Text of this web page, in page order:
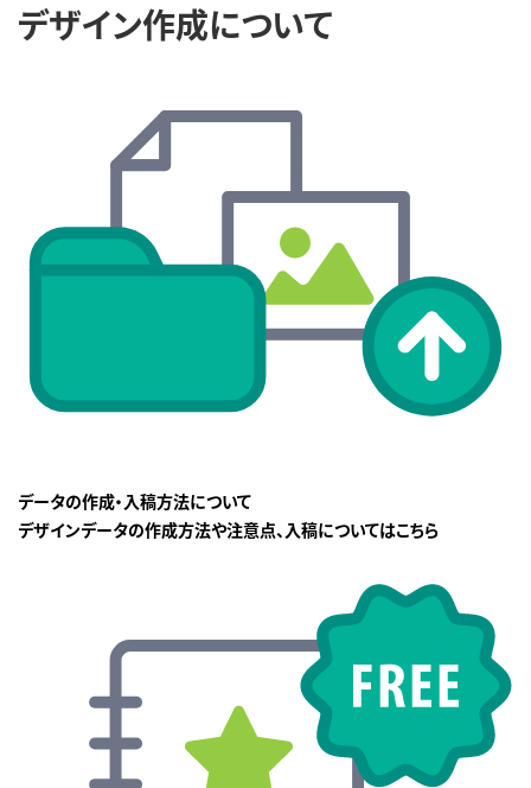
デザイン作成について
データの作成・入稿方法について
デザインデータの作成方法や注意点、入稿についてはこちら